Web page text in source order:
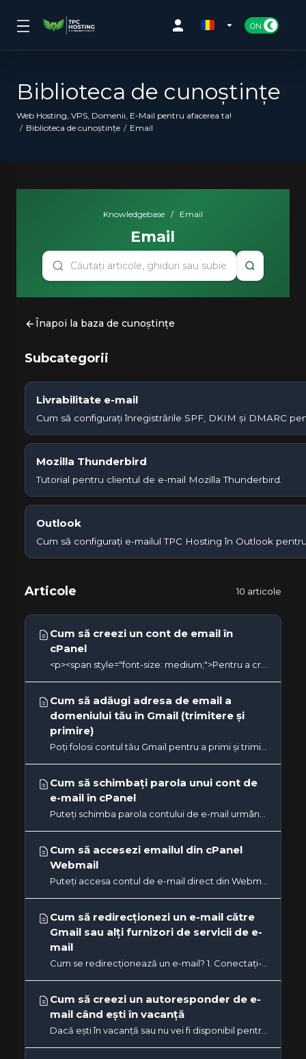
Biblioteca de cunoștințe
Web Hosting, VPS, Domenii, E-Mail pentru afacerea ta!
Biblioteca de cunoștințe
Email
Knowledgebase / Email
Email
Înapoi la baza de cunoștințe
Subcategorii
Livrabilitate e-mail
Cum să configurați înregistrările SPF, DKIM și DMARC
Mozilla Thunderbird
Tutorial pentru clientul de e-mail Mozilla Thunderbird.
Outlook
Cum să configurați e-mailul TPC Hosting în Outlook
Articole 10 articole
Cum să creezi un cont de email în
cPanel
Cum să adăugi adresa de email a
domeniului tău în Gmail (trimitere și
primire)
Cum să schimbați parola unui cont de
e-mail în cPanel
Cum să accesezi emailul din cPanel
Webmail
Cum să redirecționezi un e-mail către
Gmail sau alți furnizori de servicii de e-
mail
Cum să creezi un autoresponder de e-
mail când ești în vacanță